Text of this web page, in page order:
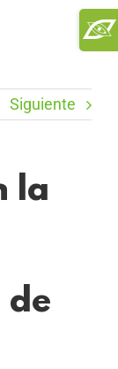
Siguiente
la
de
Area